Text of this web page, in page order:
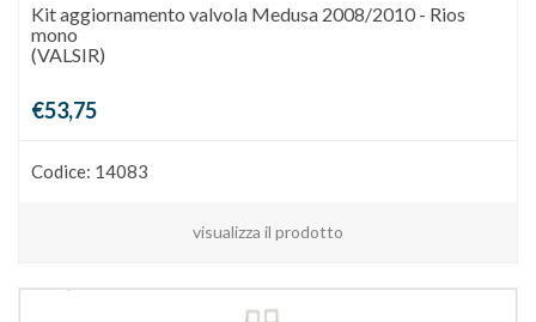
Kit aggiornamento valvola Medusa 2008/2010 - Rios
mono
(VALSIR)
€53,75
Codice: 14083
visualizza il prodotto